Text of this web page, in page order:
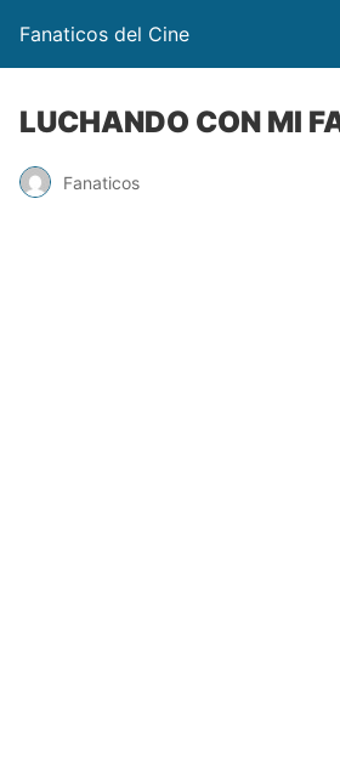
Fanaticos del Cine
LUCHANDO CON MI
Fanaticos